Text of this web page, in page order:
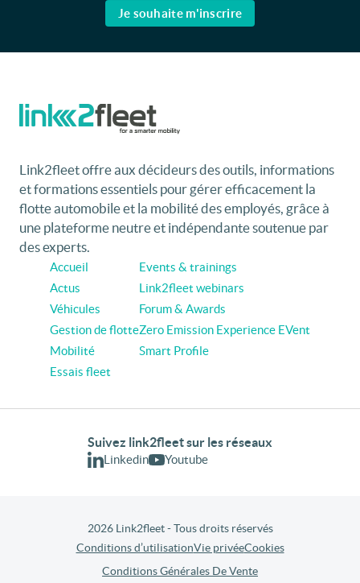
Je souhaite m'inscrire
Link2fleet offre aux décideurs des outils, informations
et formations essentiels pour gérer efficacement la
flotte automobile et la mobilité des employés, grâce à
une plateforme neutre et indépendante soutenue par
des experts.
Accueil
Actus
Véhicules
Gestion de flotte
Mobilité
Essais fleet
Events & trainings
Link2fleet webinars
Forum & Awards
Zero Emission Experience EVent
Smart Profile
Suivez link2fleet sur les réseaux
Linkedin Youtube
2026 Link2fleet - Tous droits réservés
Conditions d’utilisationVie privéeCookies
Conditions Générales De Vente